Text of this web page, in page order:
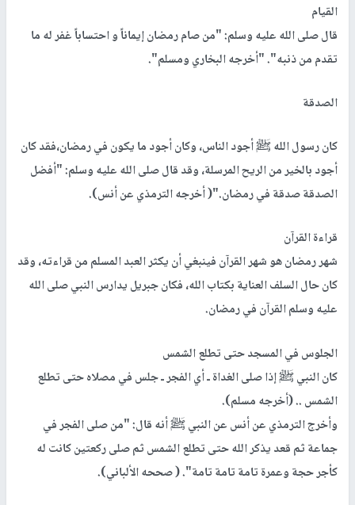
القيام
قال صلى الله عليه وسلم: "من صام رمضان إيماناً و احتساباً غفر له ما
تقدم من ذنبه". "أخرجه البخاري ومسلم".
الصدقة
كان رسول الله ﷺ أجود الناس، وكان أجود ما يكون في رمضان،فقد كان
أجود بالخير من الريح المرسلة، وقد قال صلى الله عليه وسلم:"أفضل
الصدقة صدقة في رمضان)".أخرجه الترمذي عن أنس).
قراءة القرآن
شهر رمضان هو شهر القرآن فينبغي أن يكثر العبد المسلم من قراءته، وقد
كان حال السلف العناية بكتاب الله، فكان جبريل يدارس النبي صلى الله
عليه وسلم القرآن في رمضان.
الجلوس في المسجد حتى تطلع الشمس
كان النبي ﷺ إذا صلى الغداة ـ أي الفجر ـ جلس في مصلاه حتى تطلع
الشمس .. (أخرجه مسلم).
وأخرج الترمذي عن أنس عن النبي ﷺ أنه قال: "من صلى الفجر في
جماعة ثم قعد يذكر الله حتى تطلع الشمس ثم صلى ركعتين كانت له
كأجر حجة وعمرة تامة تامة تامة". ( صححه الألباني).